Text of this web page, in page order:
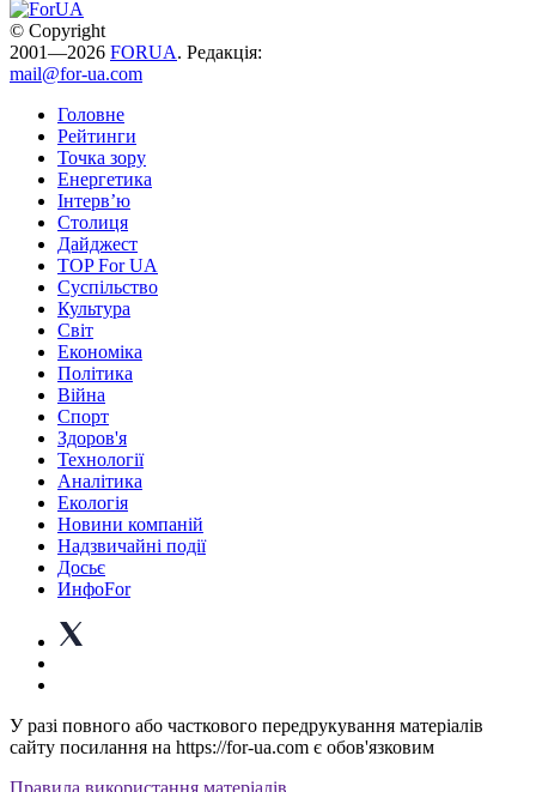
© Copyright
2001—2026 FORUA. Редакція:
mail@for-ua.com
Головне
Рейтинги
Точка зору
Енергетика
Інтерв’ю
Столиця
Дайджест
TOP For UA
Суспiльство
Культура
Світ
Економіка
Політика
Війна
Спорт
Здоров'я
Технології
Аналітика
Екологія
Новини компаній
Надзвичайні події
Досьє
ИнфоFor
У разі повного або часткового передрукування матеріалів
сайту посилання на https://for-ua.com є обов'язковим
Правила використання матеріалів